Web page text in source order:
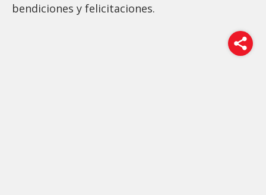
bendiciones y felicitaciones.